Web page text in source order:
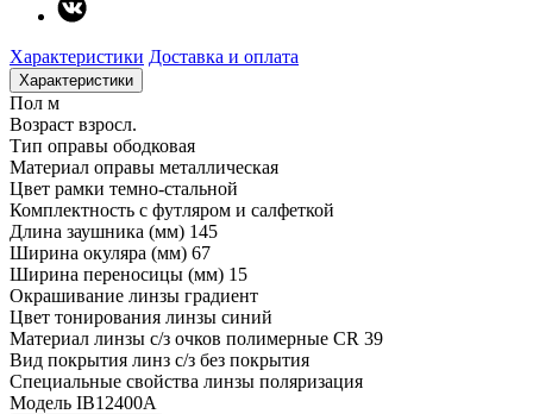
Характеристики Доставка и оплата
Характеристики
Пол м
Возраст взросл.
Тип оправы ободковая
Материал оправы металлическая
Цвет рамки темно-стальной
Комплектность с футляром и салфеткой
Длина заушника (мм) 145
Ширина окуляра (мм) 67
Ширина переносицы (мм) 15
Окрашивание линзы градиент
Цвет тонирования линзы синий
Материал линзы с/з очков полимерные CR 39
Вид покрытия линз с/з без покрытия
Специальные свойства линзы поляризация
Модель IB12400A